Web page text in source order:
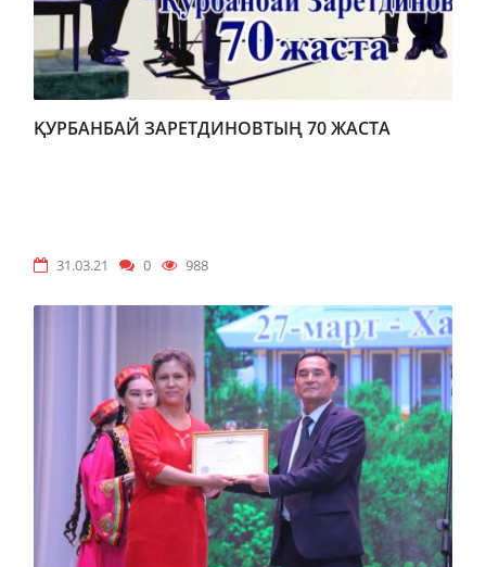
ҚУРБАНБАЙ ЗАРЕТДИНОВТЫҢ 70 ЖАСТА
31.03.21 0 988